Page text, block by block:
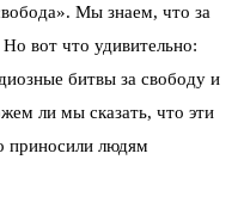
Мы знаем, что за
вот что удивительно:
битвы за свободу и
ли мы сказать, что эти
приносили людям